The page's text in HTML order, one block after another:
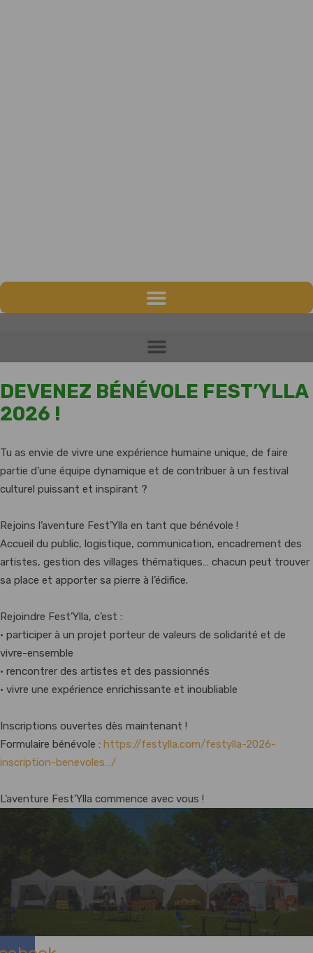
DEVENEZ BÉNÉVOLE FEST’YLLA
2026 !
Tu as envie de vivre une expérience humaine unique, de faire
partie d’une équipe dynamique et de contribuer à un festival
culturel puissant et inspirant ?
Rejoins l’aventure Fest’Ylla en tant que bénévole !
Accueil du public, logistique, communication, encadrement des
artistes, gestion des villages thématiques… chacun peut trouver
sa place et apporter sa pierre à l’édifice.
Rejoindre Fest’Ylla, c’est :
• participer à un projet porteur de valeurs de solidarité et de
vivre-ensemble
• rencontrer des artistes et des passionnés
• vivre une expérience enrichissante et inoubliable
Inscriptions ouvertes dès maintenant !
Formulaire bénévole : https://festylla.com/festylla-2026-
inscription-benevoles…/
L’aventure Fest’Ylla commence avec vous !